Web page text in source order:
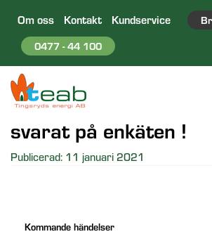
Om oss Kontakt Kundservice
0477 - 44 100
Ett stort tack till alla
svarat på enkäten !
Publicerad: 11 januari 2021
Kommande händelser